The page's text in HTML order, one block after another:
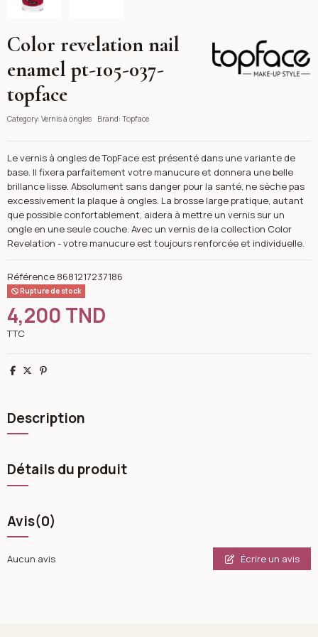
Color revelation nail
enamel pt-105-037-
topface
Category: Vernis à ongles Brand: Topface
Le vernis à ongles de TopFace est présenté dans une variante de
base. Il fixera parfaitement votre manucure et donnera une belle
brillance lisse. Absolument sans danger pour la santé, ne sèche pas
excessivement la plaque à ongles. La brosse large pratique, autant
que possible confortablement, aidera à mettre un vernis sur un
ongle en une seule couche. Avec un vernis de la collection Color
Revelation - votre manucure est toujours renforcée et individuelle.
Référence 8681217237186
Rupture de stock
4,200 TND
TTC
Partager
TweetPinterest
Description
Détails du produit
Avis(0)
Aucun avis Écrire un avis